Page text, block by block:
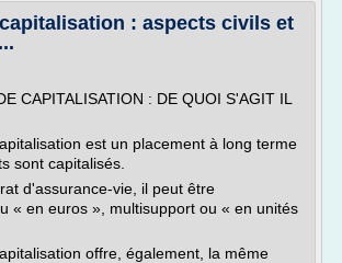
: aspects civils et
CAPITALISATION : DE QUOI S'AGIT IL
est un placement à long terme
sont capitalisés.
d'assurance-vie, il peut être
« en euros », multisupport ou « en unités
offre, également, la même